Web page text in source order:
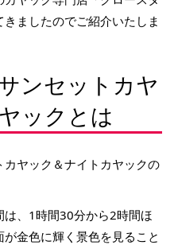
ましたのでご紹介いたしま
ンセットカヤ
ックとは
ヤック＆ナイトカヤックの
、1時間30分から2時間ほ
金色に輝く景色を見ること